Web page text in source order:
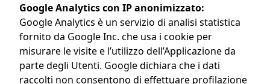
Google Analytics con IP anonimizzato:
Google Analytics è un servizio di analisi statistica
fornito da Google Inc. che usa i cookie per
misurare le visite e l’utilizzo dell’Applicazione da
parte degli Utenti. Google dichiara che i dati
raccolti non consentono di effettuare profilazione